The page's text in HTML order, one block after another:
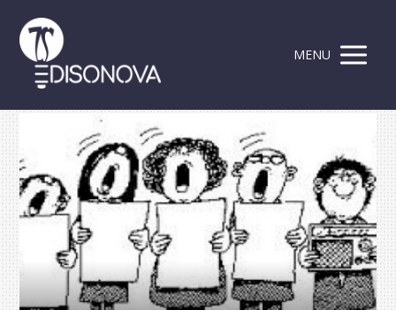
MENU